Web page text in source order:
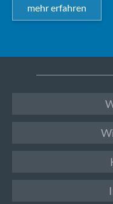
mehr erfahren